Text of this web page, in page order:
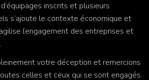
inscrits et plusieurs
s’ajoute le contexte économique et
l’engagement des entreprises et
votre déception et remercions
celles et ceux qui se sont engagés